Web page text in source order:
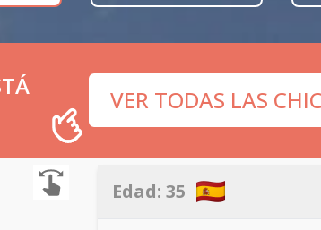
VER TODAS LAS
Edad: 35